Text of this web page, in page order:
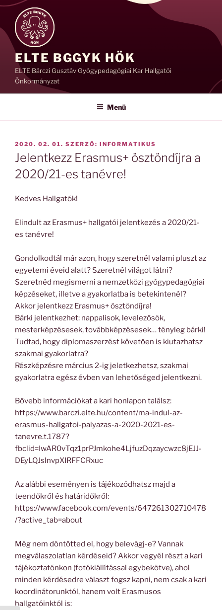
Tartalomhoz
ELTE BGGYK HÖK
ELTE Bárczi Gusztáv Gyógypedagógiai Kar Hallgatói
Önkormányzat
Menü
BEKÜLDVE:
2020. 02. 01. SZERZŐ: INFORMATIKUS
Jelentkezz Erasmus+ ösztöndíjra a
2020/21-es tanévre!
Kedves Hallgatók!
Elindult az Erasmus+ hallgatói jelentkezés a 2020/21-
es tanévre!
Gondolkodtál már azon, hogy szeretnél valami pluszt az
egyetemi éveid alatt? Szeretnél világot látni?
Szeretnéd megismerni a nemzetközi gyógypedagógiai
képzéseket, illetve a gyakorlatba is betekintenél?
Akkor jelentkezz Erasmus+ ösztöndíjra!
Bárki jelentkezhet: nappalisok, levelezősök,
mesterképzésesek, továbbképzésesek… tényleg bárki!
Tudtad, hogy diplomaszerzést követően is kiutazhatsz
szakmai gyakorlatra?
Részképzésre március 2-ig jeletkezhetsz, szakmai
gyakorlatra egész évben van lehetőséged jelentkezni.
Bővebb információkat a kari honlapon találsz:
https://www.barczi.elte.hu/content/ma-indul-az-
erasmus-hallgatoi-palyazas-a-2020-2021-es-
tanevre.t.1787?
fbclid=IwAR0vTqz1prPJmkohe4LjfuzDqzaycwzc8jEJJ-
DEyLQJslnvpXIRFFCRxuc
Az alábbi eseményen is tájékozódhatsz majd a
teendőkről és határidőkről:
https://www.facebook.com/events/647261302710478
/?active_tab=about
Még nem döntötted el, hogy belevágj-e? Vannak
megválaszolatlan kérdéseid? Akkor vegyél részt a kari
tájékoztatónkon (fotókiállítással egybekötve), ahol
minden kérdésedre választ fogsz kapni, nem csak a kari
koordinátorunktól, hanem volt Erasmusos
hallgatóinktól is: